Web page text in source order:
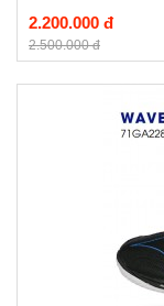
2.200.000 đ
2.500.000 đ